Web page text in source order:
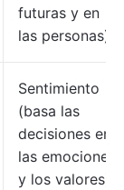
futuras y en
las personas)
Sentimiento
(basa las
decisiones en
las emociones
y los valores)